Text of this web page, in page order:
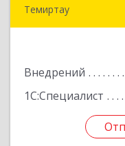
Темиртау
Внедрений
1С:Специалист